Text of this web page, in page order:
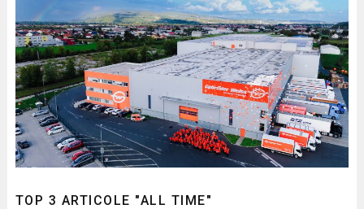
TOP 3 ARTICOLE "ALL TIME"